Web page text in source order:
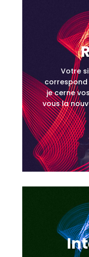
Votre
je cerne
vous la